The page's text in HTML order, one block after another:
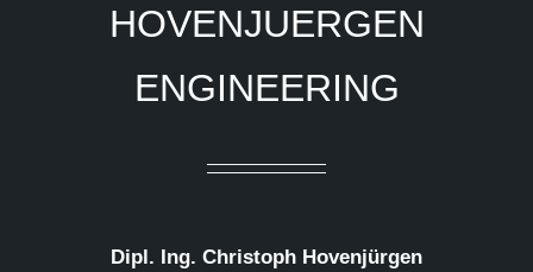
HOVENJUERGEN
ENGINEERING
Dipl. Ing. Christoph Hovenjürgen